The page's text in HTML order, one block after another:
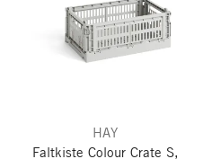
HAY
Faltkiste Colour Crate S,